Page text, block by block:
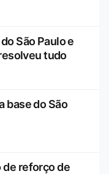
São Paulo e
tudo
base do São
de reforço de